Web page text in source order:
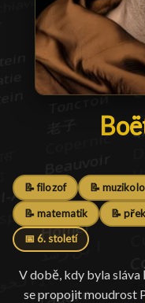
📝 filozof 📝
📝 matematik 📝
📅 6. století
V době, kdy byla sláva
se propojit moudrost